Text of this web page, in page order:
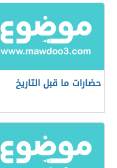
حضارات ما قبل التاريخ